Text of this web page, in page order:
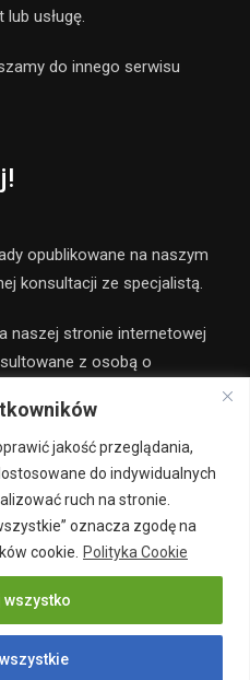
jakość przeglądania,
do indywidualnych
ruch na stronie.
oznacza zgodę na
cookie. Polityka Cookie
wszystko
usługę.
do innego serwisu
opublikowane na naszym
konsultacji ze specjalistą.
naszej stronie internetowej
z osobą o
ponoszą odpowiedzialności ze
na stronie.
all rights reserved